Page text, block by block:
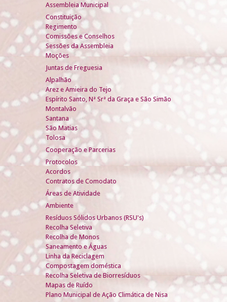
Assembleia Municipal
Constituição
Regimento
Comissões e Conselhos
Sessões da Assembleia
Moções
Juntas de Freguesia
Alpalhão
Arez e Amieira do Tejo
Espírito Santo, Nª Srª da Graça e São Simão
Montalvão
Santana
São Matias
Tolosa
Cooperação e Parcerias
Protocolos
Acordos
Contratos de Comodato
Áreas de Atividade
Ambiente
Resíduos Sólidos Urbanos (RSU's)
Recolha Seletiva
Recolha de Monos
Saneamento e Águas
Linha da Reciclagem
Compostagem doméstica
Recolha Seletiva de Biorresíduos
Mapas de Ruído
Plano Municipal de Ação Climática de Nisa